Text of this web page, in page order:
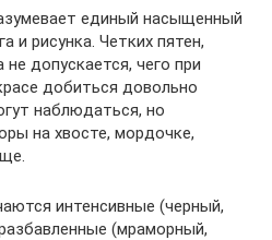
единый насыщенный
и рисунка. Четких пятен,
допускается, чего при
добиться довольно
наблюдаться, но
на хвосте, мордочке,
интенсивные (черный,
(мраморный,